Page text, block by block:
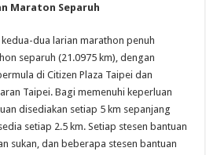
Maraton Separuh
dua larian marathon penuh
separuh (21.0975 km), dengan
di Citizen Plaza Taipei dan
Taipei. Bagi memenuhi keperluan
disediakan setiap 5 km sepanjang
setiap 2.5 km. Setiap stesen bantuan
sukan, dan beberapa stesen bantuan